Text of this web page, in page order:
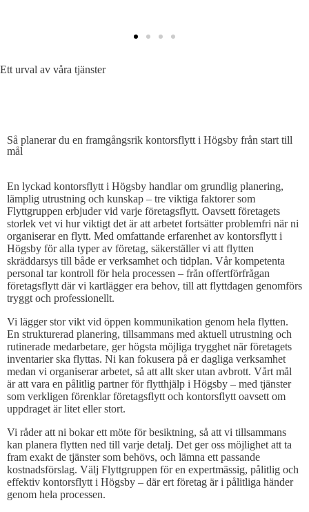
Ett urval av våra tjänster
Så planerar du en framgångsrik kontorsflytt i Högsby från start till
mål
En lyckad kontorsflytt i Högsby handlar om grundlig planering,
lämplig utrustning och kunskap – tre viktiga faktorer som
Flyttgruppen erbjuder vid varje företagsflytt. Oavsett företagets
storlek vet vi hur viktigt det är att arbetet fortsätter problemfri när ni
organiserar en flytt. Med omfattande erfarenhet av kontorsflytt i
Högsby för alla typer av företag, säkerställer vi att flytten
skräddarsys till både er verksamhet och tidplan. Vår kompetenta
personal tar kontroll för hela processen – från offertförfrågan
företagsflytt där vi kartlägger era behov, till att flyttdagen genomförs
tryggt och professionellt.
Vi lägger stor vikt vid öppen kommunikation genom hela flytten.
En strukturerad planering, tillsammans med aktuell utrustning och
rutinerade medarbetare, ger högsta möjliga trygghet när företagets
inventarier ska flyttas. Ni kan fokusera på er dagliga verksamhet
medan vi organiserar arbetet, så att allt sker utan avbrott. Vårt mål
är att vara en pålitlig partner för flytthjälp i Högsby – med tjänster
som verkligen förenklar företagsflytt och kontorsflytt oavsett om
uppdraget är litet eller stort.
Vi råder att ni bokar ett möte för besiktning, så att vi tillsammans
kan planera flytten ned till varje detalj. Det ger oss möjlighet att ta
fram exakt de tjänster som behövs, och lämna ett passande
kostnadsförslag. Välj Flyttgruppen för en expertmässig, pålitlig och
effektiv kontorsflytt i Högsby – där ert företag är i pålitliga händer
genom hela processen.